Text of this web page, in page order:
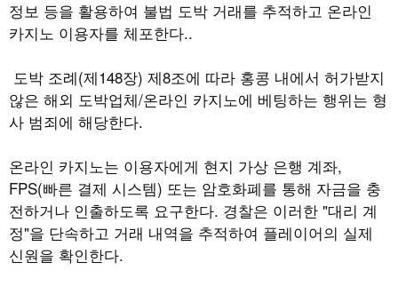
정보 등을 활용하여 불법 도박 거래를 추적하고 온라인
카지노 이용자를 체포한다..
도박 조례(제148장) 제8조에 따라 홍콩 내에서 허가받지
않은 해외 도박업체/온라인 카지노에 베팅하는 행위는 형
사 범죄에 해당한다.
온라인 카지노는 이용자에게 현지 가상 은행 계좌,
FPS(빠른 결제 시스템) 또는 암호화폐를 통해 자금을 충
전하거나 인출하도록 요구한다. 경찰은 이러한 "대리 계
정"을 단속하고 거래 내역을 추적하여 플레이어의 실제
신원을 확인한다.